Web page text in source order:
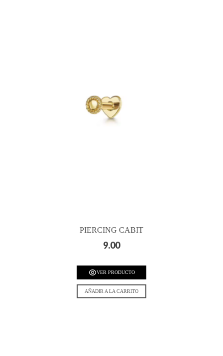
PIERCING CABIT
9.00
VER PRODUCTO
AÑADIR A LA CARRITO